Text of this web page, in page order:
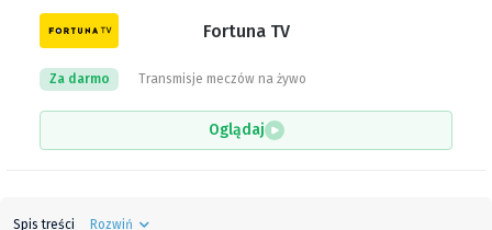
Fortuna TV
Transmisje meczów na żywo
Za darmo
Oglądaj
Spis treści Rozwiń